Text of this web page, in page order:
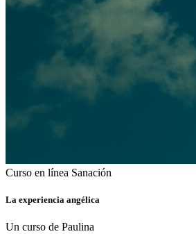
Curso en línea Sanación
La experiencia angélica
Un curso de Paulina